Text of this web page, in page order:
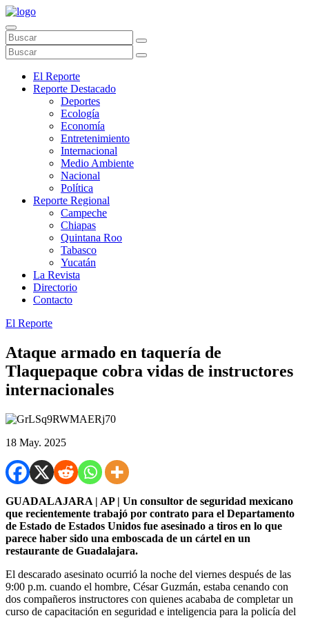
El Reporte
Reporte Destacado
Deportes
Ecología
Economía
Entretenimiento
Internacional
Medio Ambiente
Nacional
Política
Reporte Regional
Campeche
Chiapas
Quintana Roo
Tabasco
Yucatán
La Revista
Directorio
Contacto
El Reporte
Ataque armado en taquería de
Tlaquepaque cobra vidas de instructores
internacionales
18 May. 2025
GUADALAJARA | AP | Un consultor de seguridad mexicano
que recientemente trabajó por contrato para el Departamento
de Estado de Estados Unidos fue asesinado a tiros en lo que
parece haber sido una emboscada de un cártel en un
restaurante de Guadalajara.
El descarado asesinato ocurrió la noche del viernes después de las
9:00 p.m. cuando el hombre, César Guzmán, estaba cenando con
dos compañeros instructores con quienes acababa de completar un
curso de capacitación en seguridad e inteligencia para la policía del